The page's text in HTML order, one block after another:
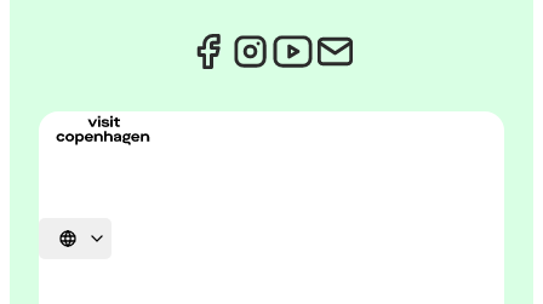
Vælg sprog